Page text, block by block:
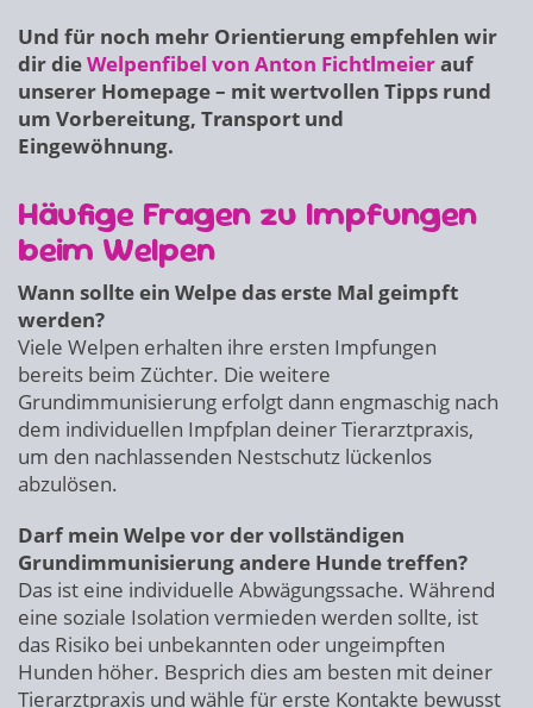
Und für noch mehr Orientierung empfehlen wir
dir dieWelpenfibel von Anton Fichtlmeierauf
unserer Homepage – mit wertvollen Tipps rund
um Vorbereitung, Transport und
Eingewöhnung.
Häufige Fragen zu Impfungen
beim Welpen
Wann sollte ein Welpe das erste Mal geimpft
werden?
Viele Welpen erhalten ihre ersten Impfungen
bereits beim Züchter. Die weitere
Grundimmunisierung erfolgt dann engmaschig nach
dem individuellen Impfplan deiner Tierarztpraxis,
um den nachlassenden Nestschutz lückenlos
abzulösen.
Darf mein Welpe vor der vollständigen
Grundimmunisierung andere Hunde treffen?
Das ist eine individuelle Abwägungssache. Während
eine soziale Isolation vermieden werden sollte, ist
das Risiko bei unbekannten oder ungeimpften
Hunden höher. Besprich dies am besten mit deiner
Tierarztpraxis und wähle für erste Kontakte bewusst